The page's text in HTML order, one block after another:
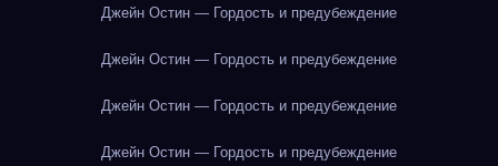
Джейн Остин — Гордость и предубеждение
Джейн Остин — Гордость и предубеждение
Джейн Остин — Гордость и предубеждение
Джейн Остин — Гордость и предубеждение